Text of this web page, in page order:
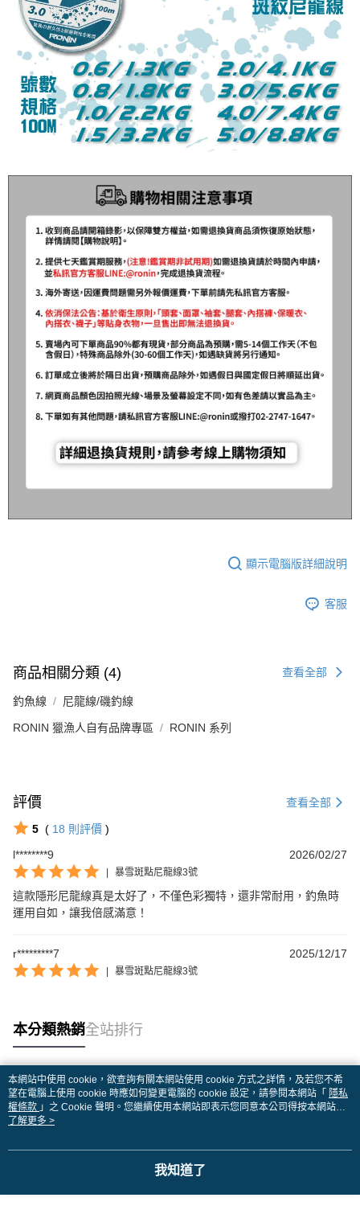
顯示電腦版詳細說明
客服
商品相關分類 (4) 查看全部
釣魚線 尼龍線/磯釣線
RONIN 獵漁人自有品牌專區 RONIN 系列
評價 查看全部
5 ( 18 則評價 )
l********9
2026/02/27
暴雪斑點尼龍線3號
這款隱形尼龍線真是太好了，不僅色彩獨特，還非常耐用，釣魚時
運用自如，讓我倍感滿意！
r*********7 2025/12/17
暴雪斑點尼龍線3號
本分類熱銷全站排行
熱門標籤
本網站中使用 cookie，欲查詢有關本網站使用 cookie 方式之詳情，及若您不希
望在電腦上使用 cookie 時應如何變更電腦的 cookie 設定，請參閱本網站「 隱私
權條款 」之 Cookie 聲明。您繼續使用本網站即表示您同意本公司得按本網站使
用條款之 Cookie 聲明使用 cookie。
了解更多 >
我知道了